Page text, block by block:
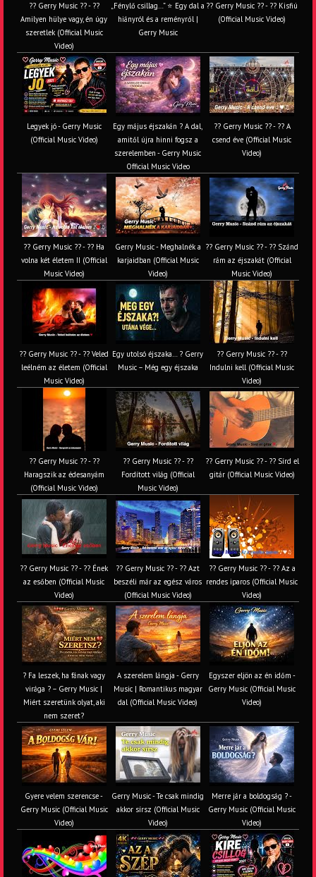
?? Gerry Music ?? - ??
Amilyen hülye vagy, én úgy
szeretlek (Official Music
Video)
„Fénylő csillag…” ⭐ Egy dal a
hiányról és a reményről |
Gerry Music
?? Gerry Music ?? - ?? Kisfiú
(Official Music Video)
Legyek jó - Gerry Music
(Official Music Video)
Egy május éjszakán ? A dal,
amitől újra hinni fogsz a
szerelemben - Gerry Music
Official Music Video
?? Gerry Music ?? - ?? A
csend éve (Official Music
Video)
?? Gerry Music ?? - ?? Ha
volna két életem II (Official
Music Video)
Gerry Music - Meghalnék a
karjaidban (Official Music
Video)
?? Gerry Music ?? - ?? Szánd
rám az éjszakát (Official
Music Video)
?? Gerry Music ?? - ?? Veled
leélném az életem (Official
Music Video)
Egy utolsó éjszaka… ? Gerry
Music – Még egy éjszaka
?? Gerry Music ?? - ??
Indulni kell (Official Music
Video)
?? Gerry Music ?? - ??
Haragszik az édesanyám
(Official Music Video)
?? Gerry Music ?? - ??
Fordított világ (Official
Music Video)
?? Gerry Music ?? - ?? Sírd el
gitár (Official Music Video)
?? Gerry Music ?? - ?? Ének
az esőben (Official Music
Video)
?? Gerry Music ?? - ?? Azt
beszéli már az egész város
(Official Music Video)
?? Gerry Music ?? - ?? Az a
rendes iparos (Official Music
Video)
? Fa leszek, ha fának vagy
virága ? – Gerry Music |
Miért szeretünk olyat, aki
nem szeret?
A szerelem lángja - Gerry
Music | Romantikus magyar
dal (Official Music Video)
Egyszer eljön az én időm -
Gerry Music (Official Music
Video)
Gyere velem szerencse -
Gerry Music (Official Music
Video)
Gerry Music - Te csak mindig
akkor sírsz (Official Music
Video)
Merre jár a boldogság ? -
Gerry Music (Official Music
Video)